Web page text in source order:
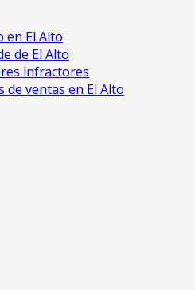
en El Alto
de El Alto
infractores
ventas en El Alto